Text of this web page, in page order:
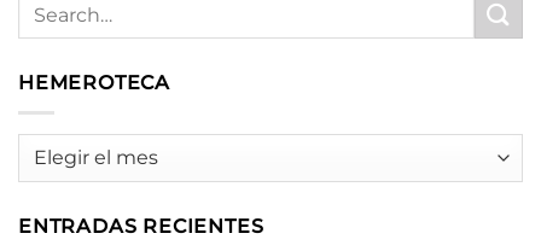
HEMEROTECA
HEMEROTECA
ENTRADAS RECIENTES